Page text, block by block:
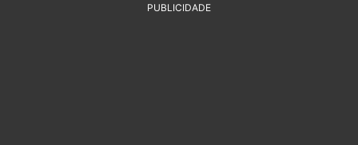
PUBLICIDADE